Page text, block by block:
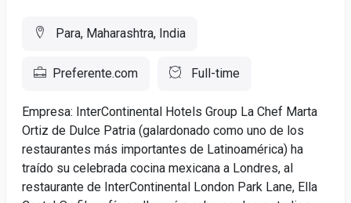
Para, Maharashtra, India
Preferente.com Full-time
Empresa: InterContinental Hotels Group La Chef Marta
Ortiz de Dulce Patria (galardonado como uno de los
restaurantes más importantes de Latinoamérica) ha
traído su celebrada cocina mexicana a Londres, al
restaurante de InterContinental London Park Lane, Ella